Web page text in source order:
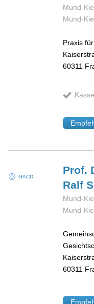
Mund-
Mund-
Praxis
60311
GÄCD
Prof.
Ralf
Mund-
Mund-
60311